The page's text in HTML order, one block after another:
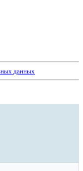
данных